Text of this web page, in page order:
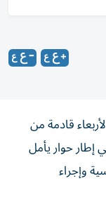
قادمة من
إطار حوار يأمل
وإجراء